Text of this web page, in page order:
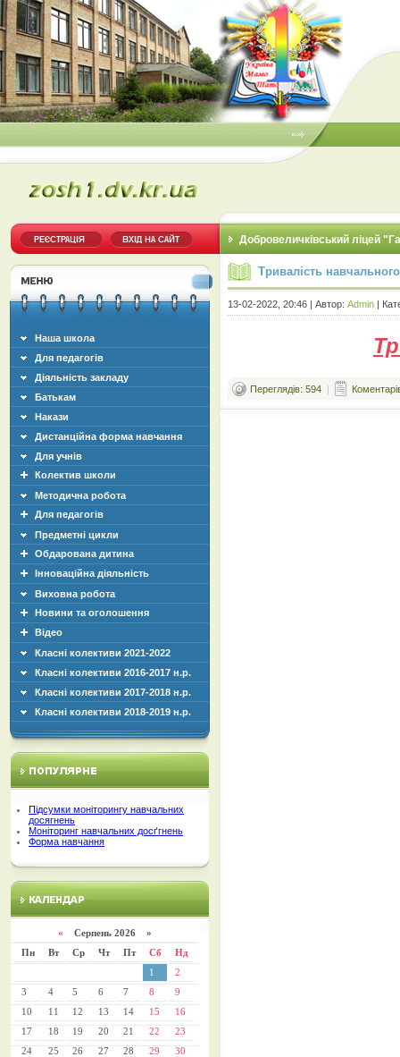
Добровеличківський ліцей
Наша школа
Для педагогів
Діяльність закладу
Батькам
Накази
Дистанційна форма навчання
Для учнів
Колектив школи
Методична робота
Для педагогів
Предметні цикли
Обдарована дитина
Інноваційна діяльність
Виховна робота
Новини та оголошення
Відео
Класні колективи 2021-2022
Класні колективи 2016-2017 н.р.
Класні колективи 2017-2018 н.р.
Класні колективи 2018-2019 н.р.
Підсумки моніторингу навчальних
досягнень
Моніторинг навчальних досґгнень
Форма навчання
« Серпень 2026 »
Пн
Вт Ср Чт Пт Сб
Нд
1
2
3
4 5 6 7 8
9
10
11 12 13 14 15
16
17
18 19 20 21 22
23
24
25 26 27 28 29
30
Тривалість
13-02-2022, 20:46 | Автор: Admin |
Переглядів: 594 |